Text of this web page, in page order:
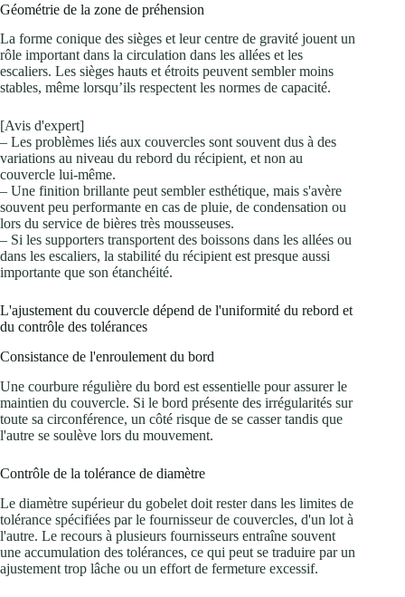
Géométrie de la zone de préhension
La forme conique des sièges et leur centre de gravité jouent un
rôle important dans la circulation dans les allées et les
escaliers. Les sièges hauts et étroits peuvent sembler moins
stables, même lorsqu’ils respectent les normes de capacité.
[Avis d'expert]
– Les problèmes liés aux couvercles sont souvent dus à des
variations au niveau du rebord du récipient, et non au
couvercle lui-même.
– Une finition brillante peut sembler esthétique, mais s'avère
souvent peu performante en cas de pluie, de condensation ou
lors du service de bières très mousseuses.
– Si les supporters transportent des boissons dans les allées ou
dans les escaliers, la stabilité du récipient est presque aussi
importante que son étanchéité.
L'ajustement du couvercle dépend de l'uniformité du rebord et
du contrôle des tolérances
Consistance de l'enroulement du bord
Une courbure régulière du bord est essentielle pour assurer le
maintien du couvercle. Si le bord présente des irrégularités sur
toute sa circonférence, un côté risque de se casser tandis que
l'autre se soulève lors du mouvement.
Contrôle de la tolérance de diamètre
Le diamètre supérieur du gobelet doit rester dans les limites de
tolérance spécifiées par le fournisseur de couvercles, d'un lot à
l'autre. Le recours à plusieurs fournisseurs entraîne souvent
une accumulation des tolérances, ce qui peut se traduire par un
ajustement trop lâche ou un effort de fermeture excessif.